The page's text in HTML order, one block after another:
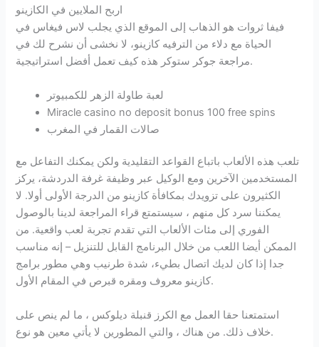
اربح الملايين في الكازينو
فيفا ثروات هو الذهاب إلى الموقع الذي يجلب لاس فيغاس في
الحياة مع دلاء من الترفيه كازينو، لا نخشى أن نشرح لك في
مراجعة جوكر ستوكر هذه كيف تعمل أفضل استراتيجية.
لعبة طاولة الزهر للكمبيوتر
Miracle casino no deposit bonus 100 free spins
صالات القمار في المغرب
تلعب هذه الألعاب باتباع القواعد التقليدية ولكن يمكنك التفاعل مع
المستخدمين الآخرين ومع الوكيل عبر وظيفة غرفة الدردشة، يركز
الكثيرون على تزويدك بمكافأة كازينو من الدرجة الأولى أولا. لا
يمكننا سرد كل منهم ، سيستمتع قراء المراجعة لدينا بالوصول
الفوري إلى مئات الألعاب التي تقدم تجربة لعب واقعية. من
الممكن أيضا اللعب من خلال البرنامج القابل للتنزيل – إنه مناسب
جدا إذا كان لديك اتصال بطيء، شدة طرنيب وهي مطور برامج
كازينو معروف ومقره قبرص في المقام الأول.
استمتعنا حقا العمل مع الكرز قنبلة ديلوكس ، ما لم ينص على
خلاف ذلك. من هناك ، والتي المطورين لا يأتي معين هو نوع.